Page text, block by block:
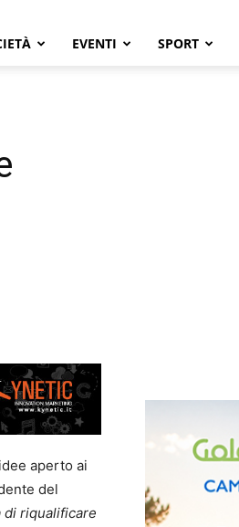
EVENTI SPORT
aperto ai
del
di riqualificare